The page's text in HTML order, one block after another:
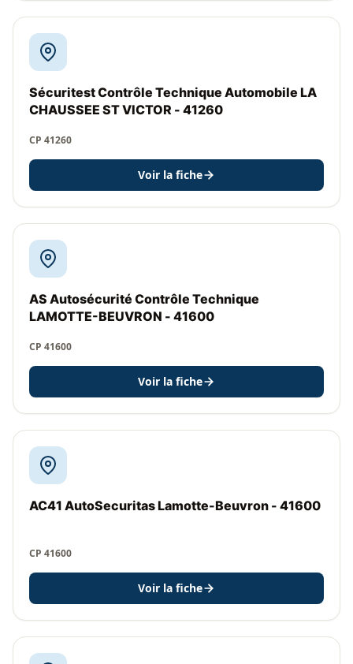
Sécuritest Contrôle Technique Automobile LA
CHAUSSEE ST VICTOR - 41260
CP 41260
Voir la fiche
AS Autosécurité Contrôle Technique
LAMOTTE-BEUVRON - 41600
CP 41600
Voir la fiche
AC41 AutoSecuritas Lamotte-Beuvron - 41600
CP 41600
Voir la fiche